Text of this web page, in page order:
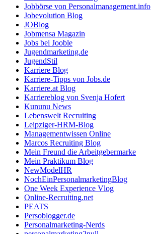
Jobbörse von Personalmanagement.info
Jobevolution Blog
JOBlog
Jobmensa Magazin
Jobs bei Jooble
Jugendmarketing.de
JugendStil
Karriere Blog
Karriere-Tipps von Jobs.de
Karriere.at Blog
Karriereblog von Svenja Hofert
Kununu News
Lebenswelt Recruiting
Leipziger-HRM-Blog
Managementwissen Online
Marcos Recruiting Blog
Mein Freund die Arbeitgebermarke
Mein Praktikum Blog
NewModelHR
NochEinPersonalmarketingBlog
One Week Experience Vlog
Online-Recruiting.net
PEATS
Persoblogger.de
Personalmarketing-Nerds